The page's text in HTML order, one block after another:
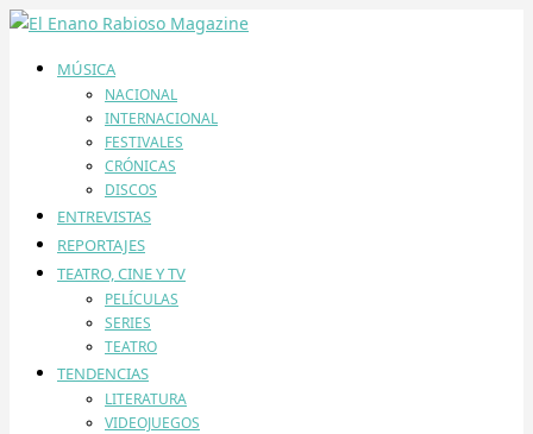
MÚSICA
NACIONAL
INTERNACIONAL
FESTIVALES
CRÓNICAS
DISCOS
ENTREVISTAS
REPORTAJES
TEATRO, CINE Y TV
PELÍCULAS
SERIES
TEATRO
TENDENCIAS
LITERATURA
VIDEOJUEGOS